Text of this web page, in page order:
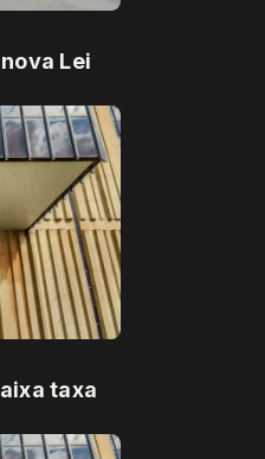
Lei
taxa